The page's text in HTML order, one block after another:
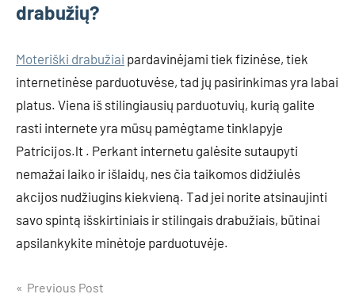
drabužių?
Moteriški drabužiai pardavinėjami tiek fizinėse, tiek
internetinėse parduotuvėse, tad jų pasirinkimas yra labai
platus. Viena iš stilingiausių parduotuvių, kurią galite
rasti internete yra mūsų pamėgtame tinklapyje
Patricijos.lt . Perkant internetu galėsite sutaupyti
nemažai laiko ir išlaidų, nes čia taikomos didžiulės
akcijos nudžiugins kiekvieną. Tad jei norite atsinaujinti
savo spintą išskirtiniais ir stilingais drabužiais, būtinai
apsilankykite minėtoje parduotuvėje.
Previous Post